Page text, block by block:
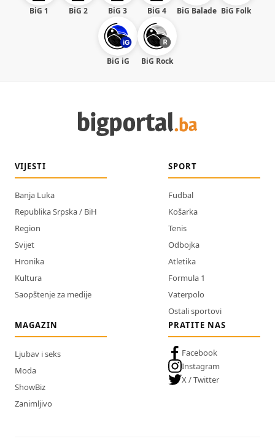
BiG 1 BiG 2 BiG 3 BiG 4 BiG Balade BiG Folk
BiG iG BiG Rock
VIJESTI
Banja Luka
Republika Srpska / BiH
Region
Svijet
Hronika
Kultura
Saopštenje za medije
SPORT
Fudbal
Košarka
Tenis
Odbojka
Atletika
Formula 1
Vaterpolo
Ostali sportovi
MAGAZIN
Ljubav i seks
Moda
ShowBiz
Zanimljivo
PRATITE NAS
Facebook
Instagram
X / Twitter